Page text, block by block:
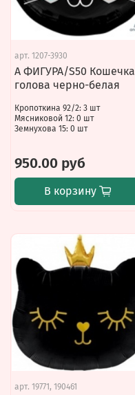
арт. 1207-3930
А ФИГУРА/S50 Кошечка
голова черно-белая
Кропоткина 92/2: 3 шт
Мясниковой 12: 0 шт
Земнухова 15: 0 шт
950.00 руб
В корзину
арт. 19771, 190461